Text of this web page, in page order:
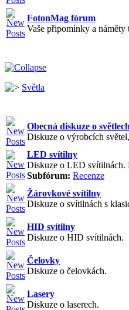
FotonMag fórum
Vaše připomínky a náměty
Světla
Obecná diskuze o světlech
Diskuze o výrobcích
LED svítilny
Diskuze o LED svítilnách.
Subfórum: Recenze
Žárovkové svítilny
Diskuze o svítilnách s
HID svítilny
Diskuze o HID svítilnách.
Čelovky
Diskuze o čelovkách.
Lasery
Diskuze o laserech.